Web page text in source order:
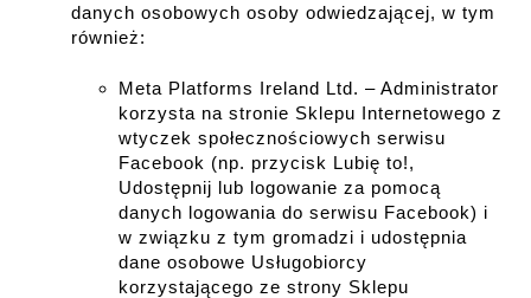
danych osobowych osoby odwiedzającej, w tym
również:
Meta Platforms Ireland Ltd. – Administrator
korzysta na stronie Sklepu Internetowego z
wtyczek społecznościowych serwisu
Facebook (np. przycisk Lubię to!,
Udostępnij lub logowanie za pomocą
danych logowania do serwisu Facebook) i
w związku z tym gromadzi i udostępnia
dane osobowe Usługobiorcy
korzystającego ze strony Sklepu